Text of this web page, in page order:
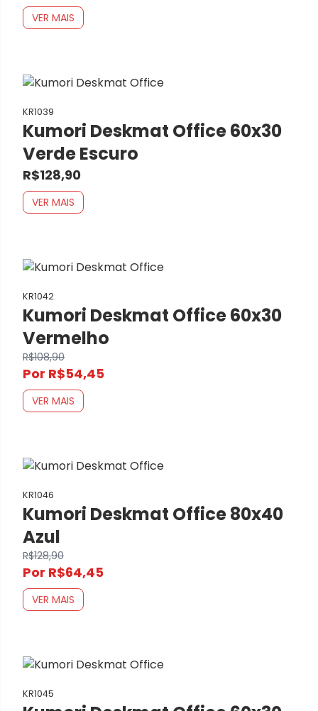
VER MAIS
KR1039
Kumori Deskmat Office 60x30
Verde Escuro
R$128,90
VER MAIS
KR1042
Kumori Deskmat Office 60x30
Vermelho
R$108,90
Por R$54,45
VER MAIS
KR1046
Kumori Deskmat Office 80x40
Azul
R$128,90
Por R$64,45
VER MAIS
KR1045